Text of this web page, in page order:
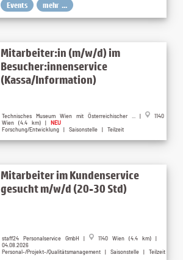
Events mehr ...
Mitarbeiter:in (m/w/d) im
Besucher:innenservice
(Kassa/Information)
Technisches Museum Wien mit Österreichischer ... |
1140
Wien (4.4 km) | NEU
Forschung/Entwicklung | Saisonstelle | Teilzeit
Mitarbeiter im Kundenservice
gesucht m/w/d (20-30 Std)
staff24 Personalservice GmbH |
1140 Wien (4.4 km) |
04.08.2026
Personal-/Projekt-/Qualitätsmanagement | Saisonstelle | Teilzeit